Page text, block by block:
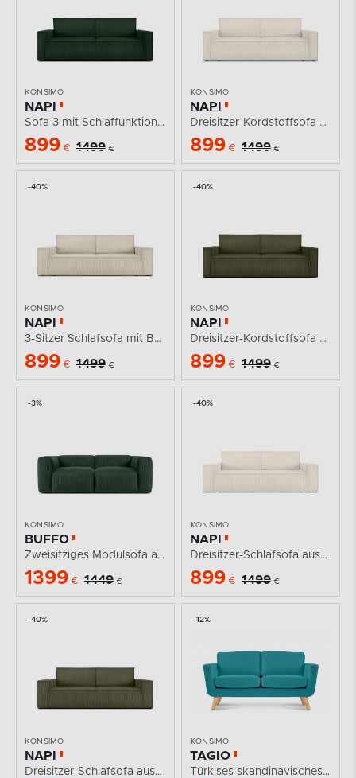
KONSIMO
NAPI
Sofa 3 mit Schlaffunktion Kordstoff dunkelgrün
899 € 1499 €
KONSIMO
NAPI
Dreisitzer-Kordstoffsofa ausklappbar mit...
899 € 1499 €
-40%
KONSIMO
NAPI
3-Sitzer Schlafsofa mit Bettzeugcontainer creme
899 € 1499 €
-40%
KONSIMO
NAPI
Dreisitzer-Kordstoffsofa ausklappbar mit...
899 € 1499 €
-3%
KONSIMO
BUFFO
Zweisitziges Modulsofa aus Kordstoff dunkelgrün
1399 € 1449 €
-40%
KONSIMO
NAPI
Dreisitzer-Schlafsofa ausklappbar mit Bettkasten in...
899 € 1499 €
-40%
KONSIMO
NAPI
Dreisitzer-Schlafsofa ausklappbar mit Bettkasten in...
-12%
KONSIMO
TAGIO
Türkises skandinavisches 2-Sitzer-Sofa